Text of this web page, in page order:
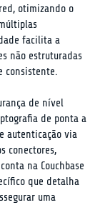
otimizando o
facilita a
não estruturadas
consistente.
de nível
de ponta a
autenticação via
conectores,
na Couchbase
que detalha
uma